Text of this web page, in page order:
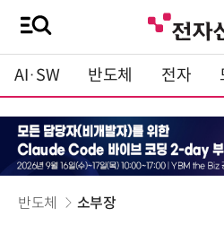
AI·SW 반도체 전자
반도체 소부장